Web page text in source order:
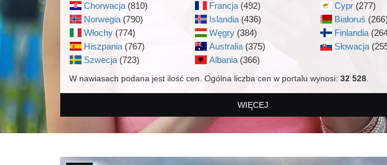
Chorwacja (810)
Norwegia (790)
Włochy (774)
Hiszpania (767)
Szwecja (723)
Francja (492)
Islandia (436)
Węgry (384)
Australia (375)
Albania (366)
Cypr (277)
Białoruś (266)
Finlandia
Słowacja
W nawiasach podana jest ilość cen. Ogólna liczba cen w portalu wynosi: 32 528
WIĘCEJ